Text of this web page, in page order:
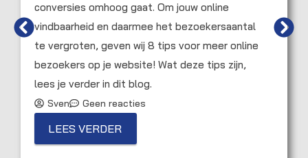
conversies omhoog gaat. Om jouw online
vindbaarheid en daarmee het bezoekersaantal
te vergroten, geven wij 8 tips voor meer online
bezoekers op je website! Wat deze tips zijn,
lees je verder in dit blog.
Sven Geen reacties
LEES VERDER